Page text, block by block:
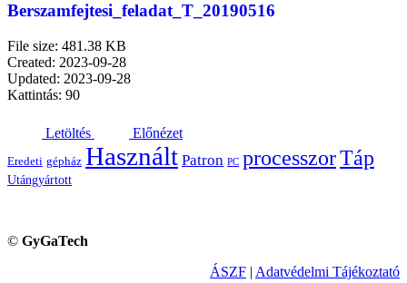
Berszamfejtesi_feladat_T_20190516
File size: 481.38 KB
Created: 2023-09-28
Updated: 2023-09-28
Kattintás: 90
Letöltés Előnézet
Eredeti gépház Használt Patron PC processzorTáp
Utángyártott
© GyGaTech
ÁSZF | Adatvédelmi Tájékoztató